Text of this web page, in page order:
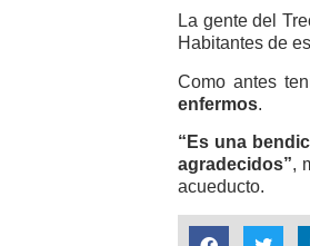
La gente del
Habitantes de
Como antes
enfermos.
“Es una
agradecidos”,
acueducto.